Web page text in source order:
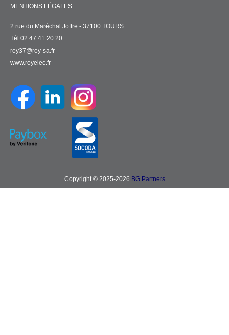
MENTIONS LÉGALES
2 rue du Maréchal Joffre - 37100 TOURS
Tél 02 47 41 20 20
roy37@roy-sa.fr
www.royelec.fr
Copyright © 2025-2026 BG Partners